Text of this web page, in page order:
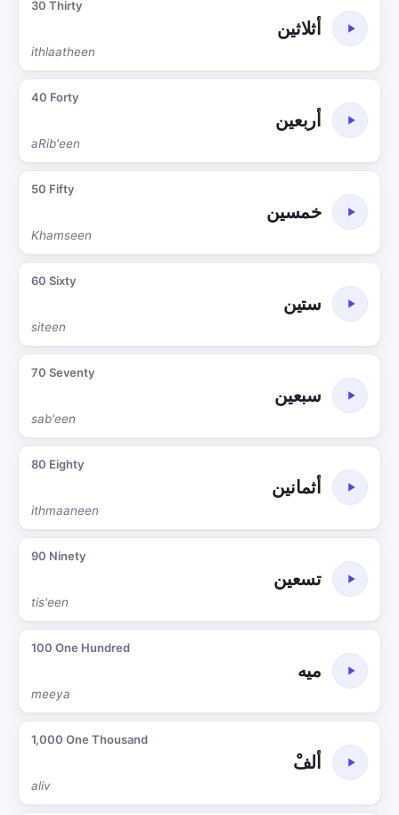
30 Thirty
أثلاثين
ithlaatheen
40 Forty
أربعين
aRib'een
50 Fifty
خمسين
Khamseen
60 Sixty
ستين
siteen
70 Seventy
سبعين
sab'een
80 Eighty
أثمانين
ithmaaneen
90 Ninety
تسعين
tis'een
100 One Hundred
ميه
meeya
1,000 One Thousand
ألفْ
aliv